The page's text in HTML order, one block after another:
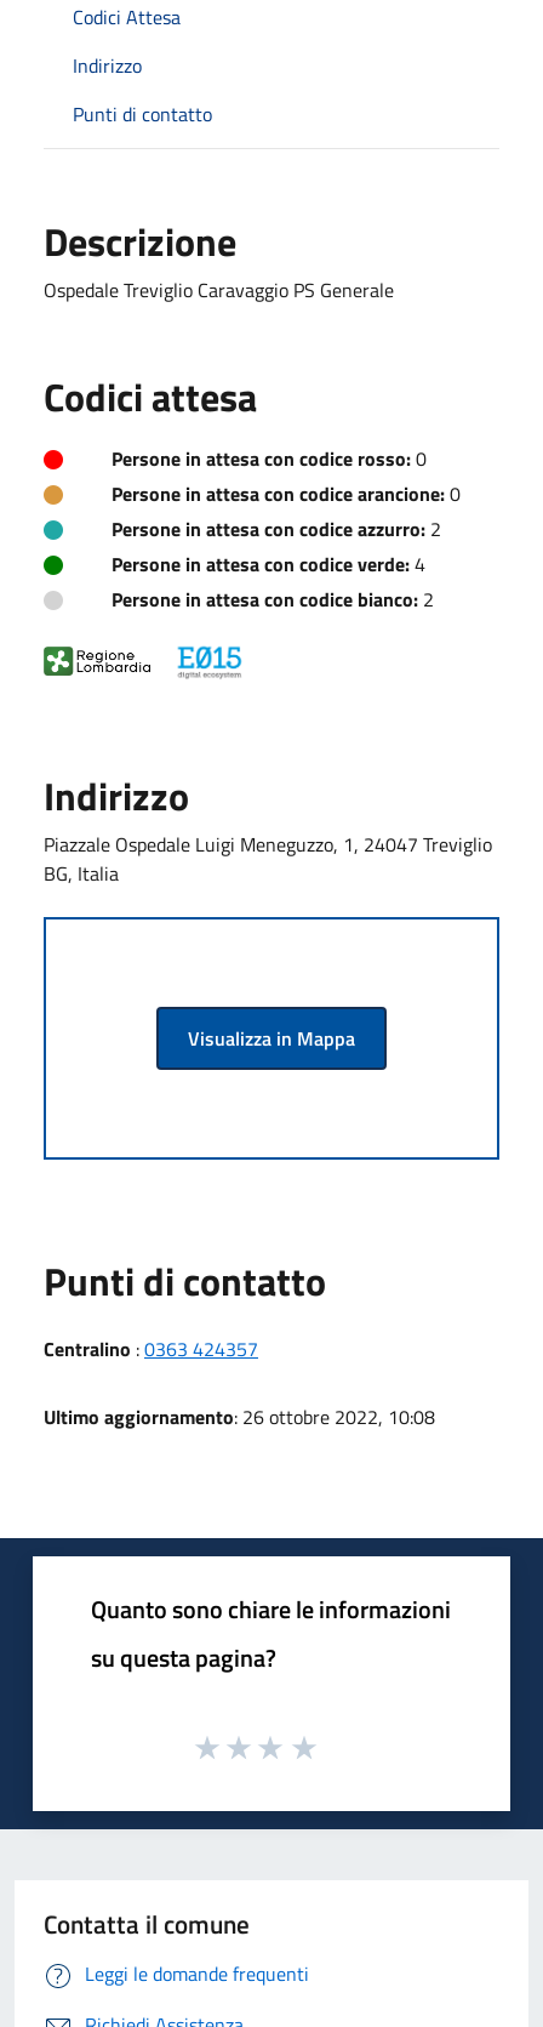
Codici Attesa
Indirizzo
Punti di contatto
Descrizione
Ospedale Treviglio Caravaggio PS Generale
Codici attesa
Persone in attesa con codice rosso:0
Persone in attesa con codice arancione:0
Persone in attesa con codice azzurro: 2
Persone in attesa con codice verde:4
Persone in attesa con codice bianco: 2
Indirizzo
Piazzale Ospedale Luigi Meneguzzo, 1, 24047 Treviglio
BG, Italia
Visualizza in Mappa
Punti di contatto
Centralino :0363 424357
Ultimo aggiornamento: 26 ottobre 2022, 10:08
Quanto sono chiare le informazioni
su questa pagina?
Contatta il comune
Leggi le domande frequenti